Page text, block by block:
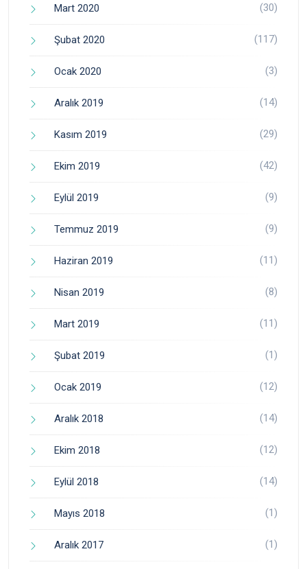
Mart 2020 (30)
Şubat 2020 (117)
Ocak 2020 (3)
Aralık 2019 (14)
Kasım 2019 (29)
Ekim 2019 (42)
Eylül 2019 (9)
Temmuz 2019 (9)
Haziran 2019 (11)
Nisan 2019 (8)
Mart 2019 (11)
Şubat 2019 (1)
Ocak 2019 (12)
Aralık 2018 (14)
Ekim 2018 (12)
Eylül 2018 (14)
Mayıs 2018 (1)
Aralık 2017 (1)